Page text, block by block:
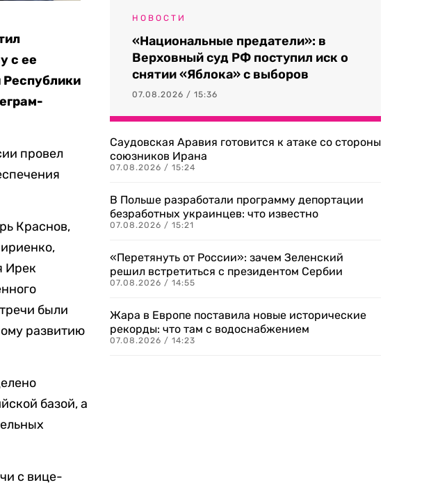
с ее
провел
Краснов,
Ирек
были
развитию
базой, а
с вице-
НОВОСТИ
«Национальные предатели»: в
Верховный суд РФ поступил иск о
снятии «Яблока» с выборов
07.08.2026 / 15:36
Саудовская Аравия готовится к атаке со стороны
союзников Ирана
07.08.2026 / 15:24
В Польше разработали программу депортации
безработных украинцев: что известно
07.08.2026 / 15:21
«Перетянуть от России»: зачем Зеленский
решил встретиться с президентом Сербии
07.08.2026 / 14:55
Жара в Европе поставила новые исторические
рекорды: что там с водоснабжением
07.08.2026 / 14:23